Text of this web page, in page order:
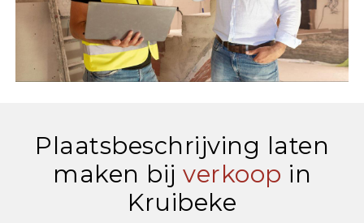
Plaatsbeschrijving laten
maken bij verkoop in
Kruibeke